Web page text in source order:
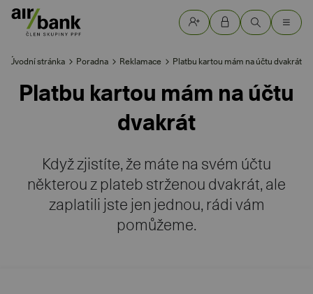
Platbu kartou mám na účtu
dvakrát
Když zjistíte, že máte na svém účtu
některou z plateb strženou dvakrát, ale
zaplatili jste jen jednou, rádi vám
pomůžeme.
Platbu kartou mám na účtu dvakrát
Reklamace
Poradna
Úvodní stránka